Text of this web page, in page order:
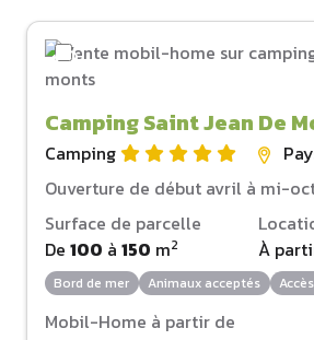
Camping Saint Jean De
Camping
Ouverture de début avril à mi-
Surface de parcelle
De 100 à 150 m2
À
Bord de mer Animaux acceptés
Mobil-Home à partir de